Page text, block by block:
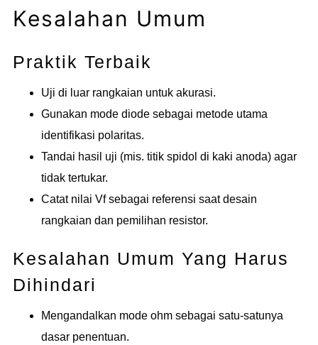
Kesalahan Umum
Praktik Terbaik
Uji di luar rangkaian untuk akurasi.
Gunakan mode diode sebagai metode utama
identifikasi polaritas.
Tandai hasil uji (mis. titik spidol di kaki anoda) agar
tidak tertukar.
Catat nilai Vf sebagai referensi saat desain
rangkaian dan pemilihan resistor.
Kesalahan Umum Yang Harus
Dihindari
Mengandalkan mode ohm sebagai satu-satunya
dasar penentuan.